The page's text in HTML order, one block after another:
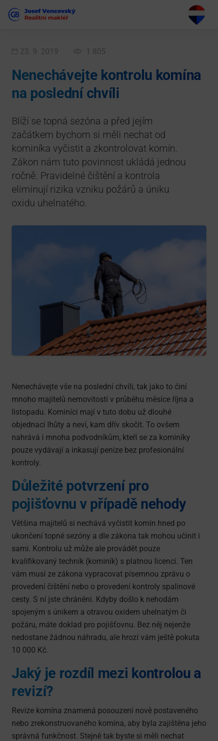
23. 9. 2019 1 805
Nenechávejte kontrolu komína
na poslední chvíli
Blíží se topná sezóna a před jejím
začátkem bychom si měli nechat od
kominíka vyčistit a zkontrolovat komín.
Zákon nám tuto povinnost ukládá jednou
ročně. Pravidelné čištění a kontrola
eliminují rizika vzniku požárů a úniku
oxidu uhelnatého.
Nenechávejte vše na poslední chvíli, tak jako to činí
mnoho majitelů nemovitostí v průběhu měsíce října a
listopadu. Kominíci mají v tuto dobu už dlouhé
objednací lhůty a neví, kam dřív skočit. To ovšem
nahrává i mnoha podvodníkům, kteří se za kominíky
pouze vydávají a inkasují peníze bez profesionální
kontroly.
Důležité potvrzení pro
pojišťovnu v případě nehody
Většina majitelů si nechává vyčistit komín hned po
ukončení topné sezóny a dle zákona tak mohou učinit i
sami. Kontrolu už může ale provádět pouze
kvalifikovaný technik (kominík) s platnou licencí. Ten
vám musí ze zákona vypracovat písemnou zprávu o
provedení čištění nebo o provedení kontroly spalinové
cesty. S ní jste chráněni. Kdyby došlo k nehodám
spojeným s únikem a otravou oxidem uhelnatým či
požáru, máte doklad pro pojišťovnu. Bez něj nejenže
nedostane žádnou náhradu, ale hrozí vám ještě pokuta
10 000 Kč.
Jaký je rozdíl mezi kontrolou a
revizí?
Revize komína znamená posouzení nově postaveného
nebo zrekonstruovaného komína, aby byla zajištěna jeho
správná funkčnost. Stejně tak byste si měli nechat